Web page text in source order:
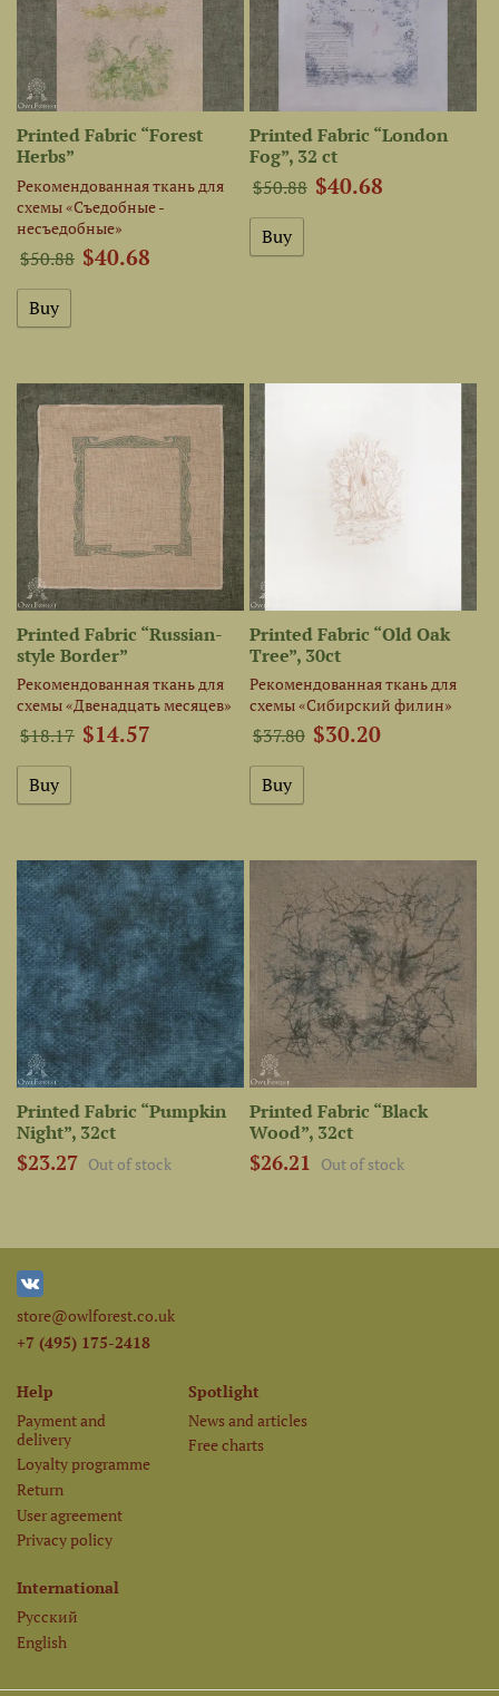
Printed Fabric “Forest
Herbs”
Рекомендованная ткань для
схемы «Съедобные -
несъедобные»
$50.88 $40.68
Printed Fabric “London
Fog”, 32 ct
$50.88 $40.68
Printed Fabric “Russian-
style Border”
Рекомендованная ткань для
схемы «Двенадцать месяцев»
$18.17 $14.57
Printed Fabric “Old Oak
Tree”, 30ct
Рекомендованная ткань для
схемы «Сибирский филин»
$37.80 $30.20
Printed Fabric “Pumpkin
Night”, 32ct
$23.27 Out of stock
Printed Fabric “Black
Wood”, 32ct
$26.21 Out of stock
store@owlforest.co.uk
+7 (495) 175-2418
Help
Payment and
delivery
Loyalty programme
Return
User agreement
Privacy policy
Spotlight
News and articles
Free charts
International
Русский
English